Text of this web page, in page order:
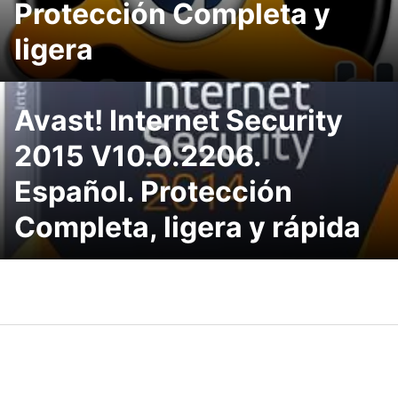
Protección Completa y
ligera
Avast! Internet Security
2015 V10.0.2206.
Español. Protección
Completa, ligera y rápida